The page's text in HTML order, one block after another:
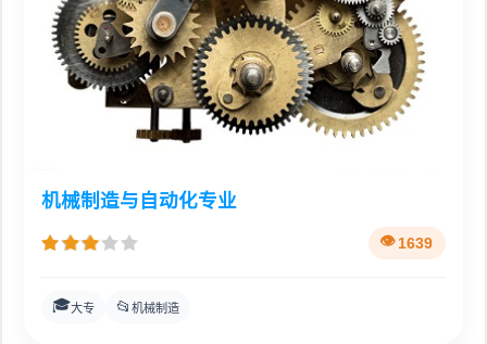
机械制造与自动化专业
1639
🎓大专 📂 机械制造